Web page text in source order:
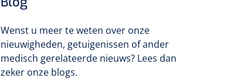
Wenst u meer te weten over onze
nieuwigheden, getuigenissen of ander
medisch gerelateerde nieuws? Lees dan
zeker onze blogs.